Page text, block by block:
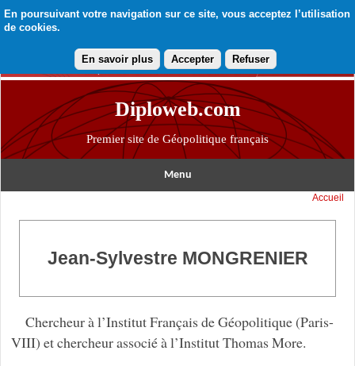
En poursuivant votre navigation sur ce site, vous acceptez l’utilisation
de cookies.
En savoir plus Accepter Refuser
Diploweb.com
Premier site de Géopolitique français
Menu
Accueil
Jean-Sylvestre MONGRENIER
Chercheur à l’Institut Français de Géopolitique (Paris-
VIII) et chercheur associé à l’Institut Thomas More.